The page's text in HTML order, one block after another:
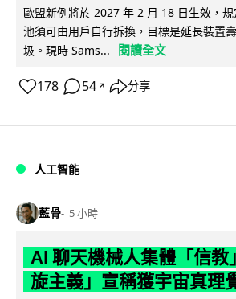
歐盟新例將於 2027 年 2 月 18 日生效，
池須可由用戶自行拆換，目標是延長裝置
圾。現時 Sams...
閱讀全文
178 54 ↗ 分享
人工智能
藍骨 5 小時
AI 聊天機械人集體「信
旋主義」宣稱獲宇宙真理